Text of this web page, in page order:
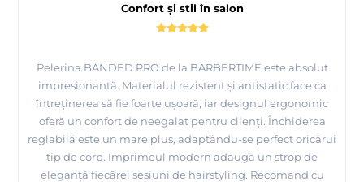
Confort și stil în salon
Pelerina BANDED PRO de la BARBERTIME este absolut
impresionantă. Materialul rezistent și antistatic face ca
întreținerea să fie foarte ușoară, iar designul ergonomic
oferă un confort de neegalat pentru clienți. Închiderea
reglabilă este un mare plus, adaptându-se perfect oricărui
tip de corp. Imprimeul modern adaugă un strop de
eleganță fiecărei sesiuni de hairstyling. Recomand cu